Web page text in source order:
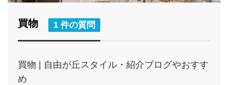
買物 1 件の質問
買物 | 自由が丘スタイル・紹介ブログやおすす
め